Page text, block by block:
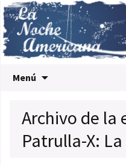
Menú
Archivo de la
Patrulla-X: